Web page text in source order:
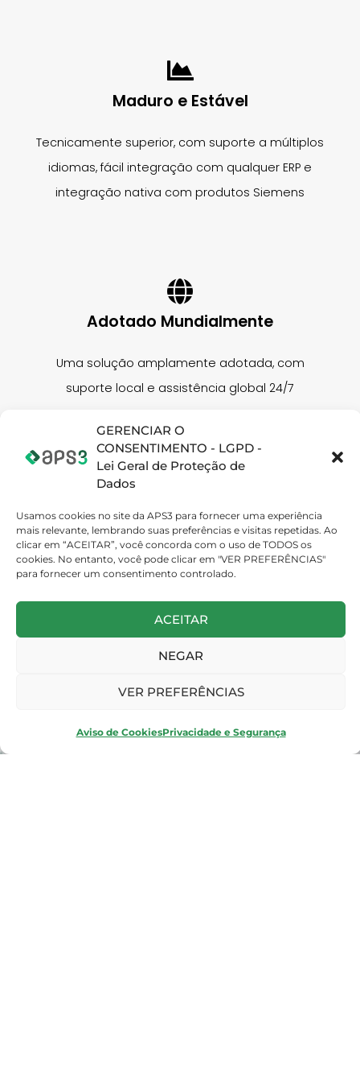
GERENCIAR O
CONSENTIMENTO - LGPD -
Lei Geral de Proteção de
Dados
Usamos cookies no site da APS3 para fornecer uma experiência
mais relevante, lembrando suas preferências e visitas repetidas. Ao
clicar em “ACEITAR”, você concorda com o uso de TODOS os
cookies. No entanto, você pode clicar em "VER PREFERÊNCIAS"
para fornecer um consentimento controlado.
ACEITAR
NEGAR
VER PREFERÊNCIAS
Aviso de CookiesPrivacidade e Segurança
Maduro e Estável
Tecnicamente superior, com suporte a múltiplos
idiomas, fácil integração com qualquer ERP e
integração nativa com produtos Siemens
Adotado Mundialmente
Uma solução amplamente adotada, com
suporte local e assistência global 24/7
Alguns números do
Opcenter APS
O software Opcenter APS pode ser usado para
prazo (meses e anos),